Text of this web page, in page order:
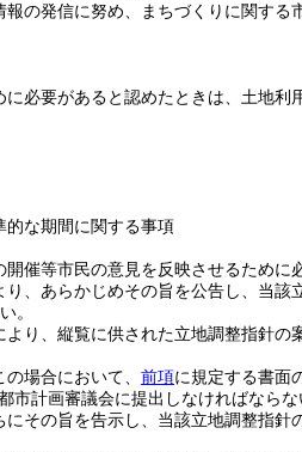
の発信に努め、まちづくりに関する
必要があると認めたときは、土地利
的な期間に関する事項
催等市民の意見を反映させるために
、あらかじめその旨を公告し、当該
。
り、縦覧に供された立地調整指針の
の場合において、 前項に規定する書面
計画審議会に提出しなければならな
その旨を告示し、当該立地調整指針